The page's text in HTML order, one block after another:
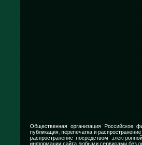
Общественная организация Российское
публикация, перепечатка и
распространение посредством
информации сайта любыми сервисами без